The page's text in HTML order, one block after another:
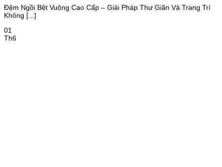
Đệm Ngồi Bệt Vuông Cao Cấp – Giải Pháp Thư Giãn Và Trang Trí
Không [...]
01
Th6